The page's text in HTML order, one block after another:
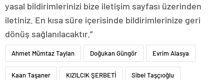
yasal bildirimlerinizi bize iletişim sayfası üzerinden
iletiniz. En kısa süre içerisinde bildirimlerinize geri
dönüş sağlanılacaktır.”
Ahmet Mümtaz Taylan Doğukan Güngör Evrim Alasya
Kaan Taşaner KIZILCIK ŞERBETİ Sibel Taşçıoğlu